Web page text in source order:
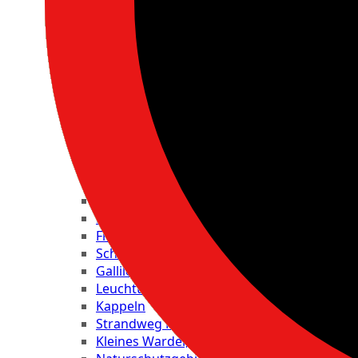
Zoo Arche Noah
Falkenthal Seafood Restaurant,
Erlebnis-Seebrücke Heiligenhafen
Halbinsel Holnis
Ostseefischer Fischpavillion
China-Restaurant Xiao
Brodtener Steilufer
Karl May Festspiele
Kalkberg und Kalkberghöhle
"U11" U-Boot-Museum Fehmarn
Leuchtturm Westerheversand
Friedrichstadt - die Perle im Herzen
Schloss Glücksburg
Gallileo Wissenswelt
Leuchtturm Bülk
Kappeln
Strandweg Möltenort
Kleines Warder, Bosau